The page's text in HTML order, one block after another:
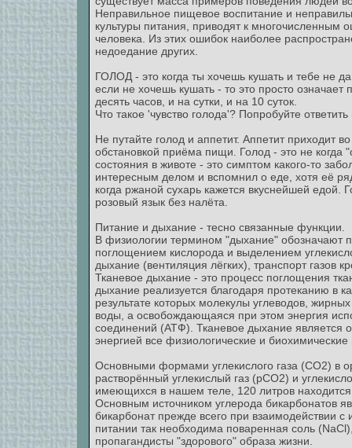
Неправильное пищевое воспитание и
культуры питания, приводят к
человека. Из этих ошибок наиболее
недоедание других.
ГОЛОД - это когда ты хочешь кушать и тебе не
если не хочешь кушать - то это просто
десять часов, и на сутки, и на 10 суток.
Что такое 'чувство голода'? Попробуйте
Не путайте голод и аппетит. Аппетит приходит
обстановкой приёма пищи. Голод - это не когда
состояния в животе - это симптом какого-то
интересным делом и вспомнил о еде, хотя её
когда ржаной сухарь кажется вкуснейшей едой.
розовый язык без налёта.
Питание и дыхание - тесно связанные функции.
В физиологии термином "дыхание" обозначают
поглощением кислорода и выделением
дыхание (вентиляция лёгких), транспорт газов
Тканевое дыхание - это процесс поглощения
дыхание реализуется благодаря протеканию в
результате которых молекулы углеводов,
воды, а освобождающаяся при этом энергия
соединений (АТФ). Тканевое дыхание является
энергией все физиологические и
Основными формами углекислого газа (СО2) в
растворённый углекислый газ (рСО2) и
имеющихся в нашем теле, 120 литров
Основным источником углерода бикарбонатов
бикарбонат прежде всего при взаимодействии
питании так необходима поваренная соль
пропагандисты "здорового" образа жизни.